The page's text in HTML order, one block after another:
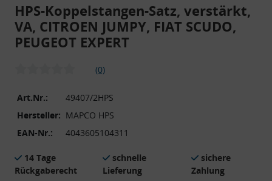
HPS-Koppelstangen-Satz, verstärkt,
VA, CITROEN JUMPY, FIAT SCUDO,
PEUGEOT EXPERT
(0)
Art.Nr.:
49407/2HPS
Hersteller: MAPCO HPS
EAN-Nr.:
4043605104311
14 Tage
Rückgaberecht
schnelle
Lieferung
sichere
Zahlung